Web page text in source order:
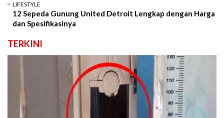
LIFESTYLE
12 Sepeda Gunung United Detroit Lengkap dengan Harga
dan Spesifikasinya
TERKINI